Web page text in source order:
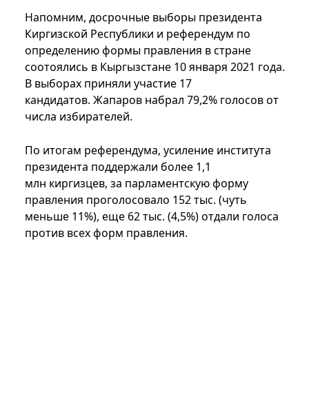
Напомним, досрочные выборы президента
Киргизской Республики и референдум по
определению формы правления в стране
соотоялись в Кыргызстане 10 января 2021 года.
В выборах приняли участие 17
кандидатов. Жапаров набрал 79,2% голосов от
числа избирателей.
По итогам референдума, усиление института
президента поддержали более 1,1
млн киргизцев, за парламентскую форму
правления проголосовало 152 тыс. (чуть
меньше 11%), еще 62 тыс. (4,5%) отдали голоса
против всех форм правления.